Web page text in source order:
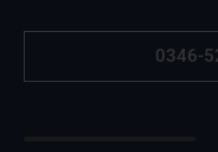
0346-